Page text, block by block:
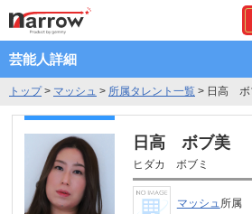
芸能人詳細
トップ> マッシュ > 所属タレント一覧 > 日高 ボ
日高 ボブ美
ヒダカ ボブミ
マッシュ所属